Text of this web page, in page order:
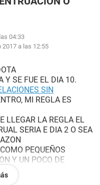
04:33
2017 a las 12:55
Y SE FUE EL DIA 10.
SIN
MI REGLA ES
LLEGAR LA REGLA EL
SERIA E DIA 2 O SEA
PEQUEÑOS
Y UN POCO DE
DOS DIAS ME SALIO UN
COMO LECHE,